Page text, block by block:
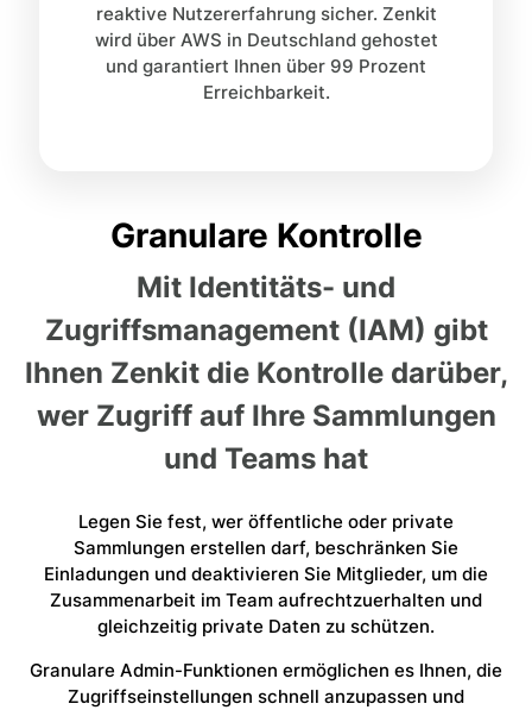
reaktive Nutzererfahrung sicher. Zenkit
wird über AWS in Deutschland gehostet
und garantiert Ihnen über 99 Prozent
Erreichbarkeit.
Granulare Kontrolle
Mit Identitäts- und
Zugriffsmanagement (IAM) gibt
Ihnen Zenkit die Kontrolle darüber,
wer Zugriff auf Ihre Sammlungen
und Teams hat
Legen Sie fest, wer öffentliche oder private
Sammlungen erstellen darf, beschränken Sie
Einladungen und deaktivieren Sie Mitglieder, um die
Zusammenarbeit im Team aufrechtzuerhalten und
gleichzeitig private Daten zu schützen.
Granulare Admin-Funktionen ermöglichen es Ihnen, die
Zugriffseinstellungen schnell anzupassen und